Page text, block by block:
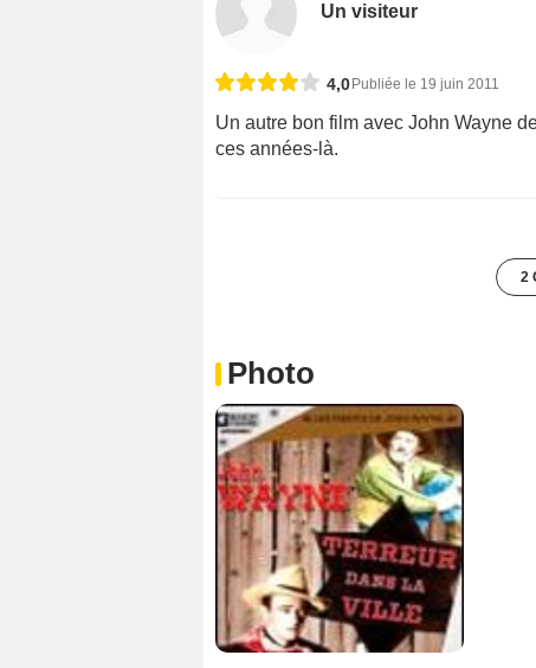
Un visiteur
4,0 Publiée le 19 juin 2011
Un autre bon film avec John Wayne
ces années-là.
2
Photo